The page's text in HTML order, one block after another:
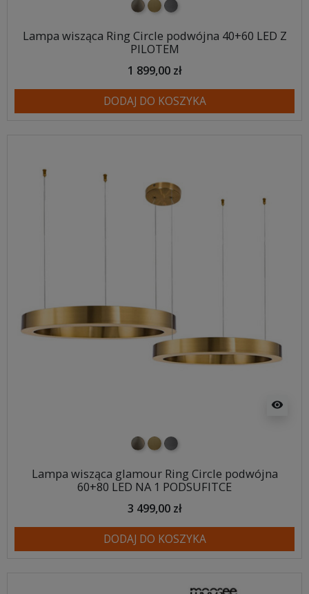
nikiel szczotkowany
mosiądz szczotkowany
tytan szczotkowany
Lampa wisząca Ring Circle podwójna 40+60 LED Z
PILOTEM
1 899,00 zł
DODAJ DO KOSZYKA
visibility
nikiel szczotkowany
mosiądz szczotkowany
tytan szczotkowany
Lampa wisząca glamour Ring Circle podwójna
60+80 LED NA 1 PODSUFITCE
3 499,00 zł
DODAJ DO KOSZYKA